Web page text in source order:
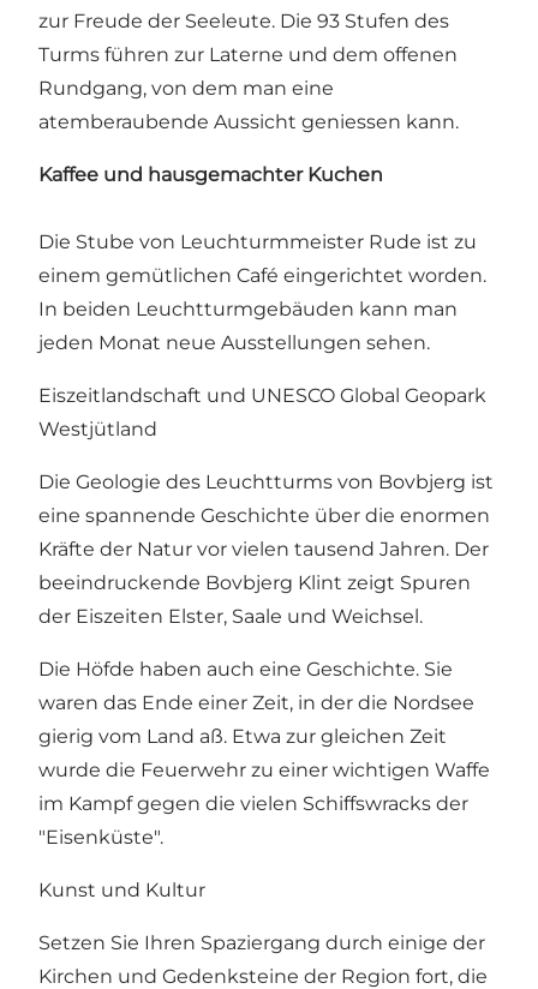
zur Freude der Seeleute. Die 93 Stufen des
Turms führen zur Laterne und dem offenen
Rundgang, von dem man eine
atemberaubende Aussicht geniessen kann.
Kaffee und hausgemachter Kuchen
Die Stube von Leuchturmmeister Rude ist zu
einem gemütlichen Café eingerichtet worden.
In beiden Leuchtturmgebäuden kann man
jeden Monat neue Ausstellungen sehen.
Eiszeitlandschaft und UNESCO Global Geopark
Westjütland
Die Geologie des Leuchtturms von Bovbjerg ist
eine spannende Geschichte über die enormen
Kräfte der Natur vor vielen tausend Jahren. Der
beeindruckende Bovbjerg Klint zeigt Spuren
der Eiszeiten Elster, Saale und Weichsel.
Die Höfde haben auch eine Geschichte. Sie
waren das Ende einer Zeit, in der die Nordsee
gierig vom Land aß. Etwa zur gleichen Zeit
wurde die Feuerwehr zu einer wichtigen Waffe
im Kampf gegen die vielen Schiffswracks der
"Eisenküste".
Kunst und Kultur
Setzen Sie Ihren Spaziergang durch einige der
Kirchen und Gedenksteine ​​der Region fort, die